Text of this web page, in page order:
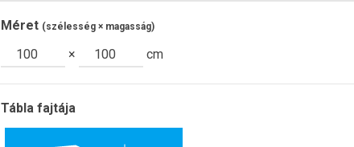
Méret (szélesség × magasság)
× cm
Tábla fajtája